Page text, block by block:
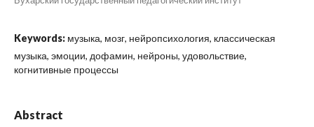
Keywords: музыка, мозг, нейропсихология, классическая
музыка, эмоции, дофамин, нейроны, удовольствие,
когнитивные процессы
Abstract